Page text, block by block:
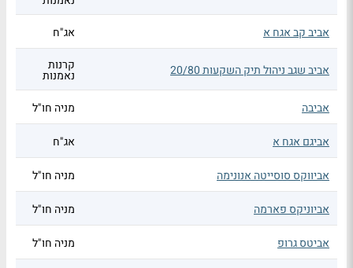
אביב קב אגח א
אג"ח
אביב שגב ניהול תיק השקעות 20/80 קרנות
נאמנות
אביבה
מניה חו"ל
אביגם אגח א אג"ח
אביווקס סוסייטה אנונימה מניה חו"ל
אביוניקס פארמה מניה חו"ל
אביטס גרופ מניה חו"ל